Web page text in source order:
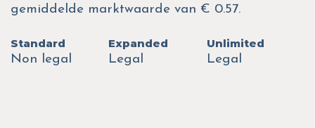
gemiddelde marktwaarde van € 0.57.
Standard
Non legal
Expanded
Legal
Unlimited
Legal